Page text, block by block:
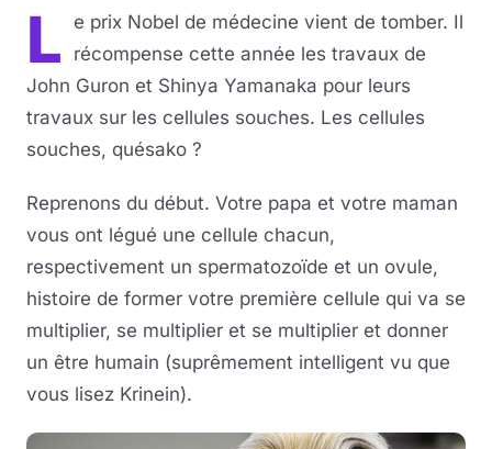
L
e prix Nobel de médecine vient de tomber. Il
récompense cette année les travaux de
John Guron et Shinya Yamanaka pour leurs
travaux sur les cellules souches. Les cellules
souches, quésako ?
Reprenons du début. Votre papa et votre maman
vous ont légué une cellule chacun,
respectivement un spermatozoïde et un ovule,
histoire de former votre première cellule qui va se
multiplier, se multiplier et se multiplier et donner
un être humain (suprêmement intelligent vu que
vous lisez Krinein).